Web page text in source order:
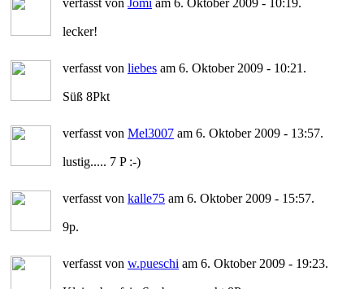
lecker!
verfasst von liebes am 6. Oktober 2009 - 10:21.
Süß 8Pkt
verfasst von Mel3007 am 6. Oktober 2009 - 13:57.
lustig..... 7 P :-)
verfasst von kalle75 am 6. Oktober 2009 - 15:57.
9p.
verfasst von w.pueschi am 6. Oktober 2009 - 19:23.